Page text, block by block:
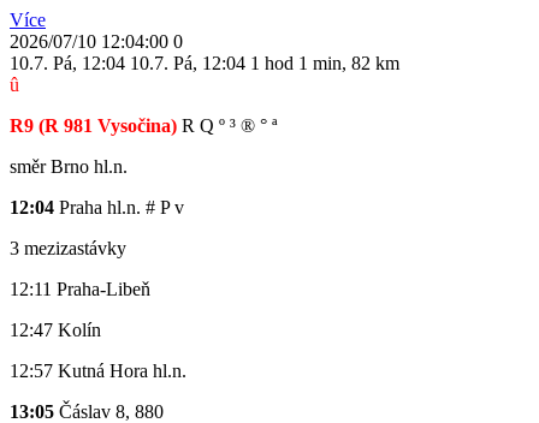
Více
2026/07/10 12:04:00 0
10.7. Pá, 12:04 10.7. Pá, 12:04 1 hod 1 min, 82 km
û
R9 (R 981 Vysočina) R Q º ³ ® ° ª
směr Brno hl.n.
12:04 Praha hl.n. # P v
3 mezizastávky
12:11 Praha-Libeň
12:47 Kolín
12:57 Kutná Hora hl.n.
13:05 Čáslav 8, 880